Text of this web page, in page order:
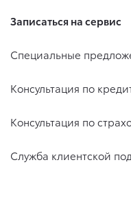
Записаться на сервис
Специальные
Консультация по
Консультация по
Служба клиентской